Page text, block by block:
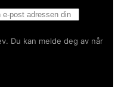
Du kan melde deg av når